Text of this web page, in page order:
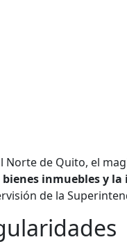
Norte de Quito, el
inmuebles y
de la